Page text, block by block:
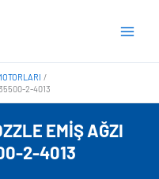
2-4013
EMIŞ AĞZI
2-4013